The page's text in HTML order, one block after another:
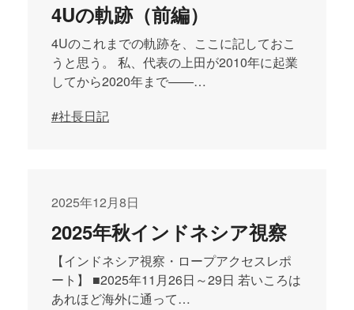
4Uの軌跡（前編）
4Uのこれまでの軌跡を、ここに記しておこ
うと思う。 私、代表の上田が2010年に起業
してから2020年まで——…
#社長日記
2025年12月8日
2025年秋インドネシア視察
【インドネシア視察・ロープアクセスレポ
ート】 ■2025年11月26日～29日 若いころは
あれほど海外に通って…